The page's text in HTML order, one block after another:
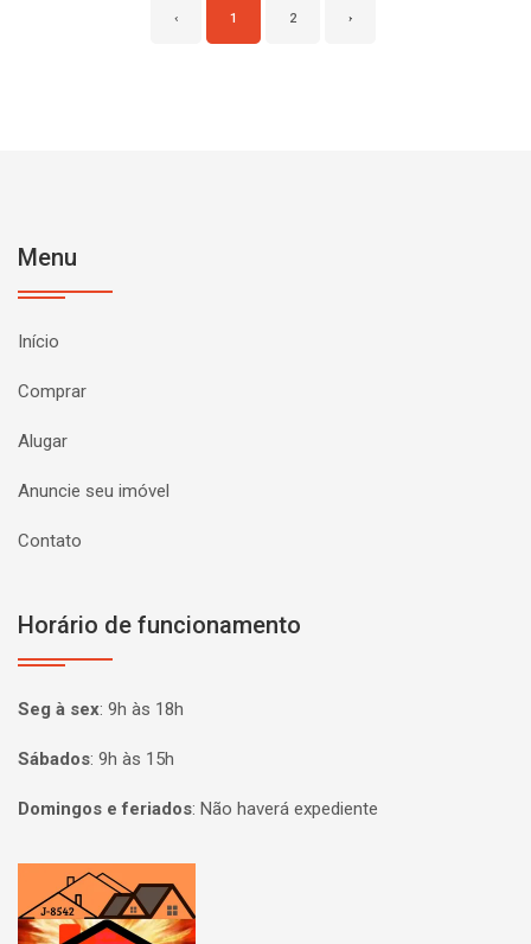
‹ 1 2 ›
Menu
Início
Comprar
Alugar
Anuncie seu imóvel
Contato
Horário de funcionamento
Seg à sex: 9h às 18h
Sábados: 9h às 15h
Domingos e feriados: Não haverá expediente
Página inicial